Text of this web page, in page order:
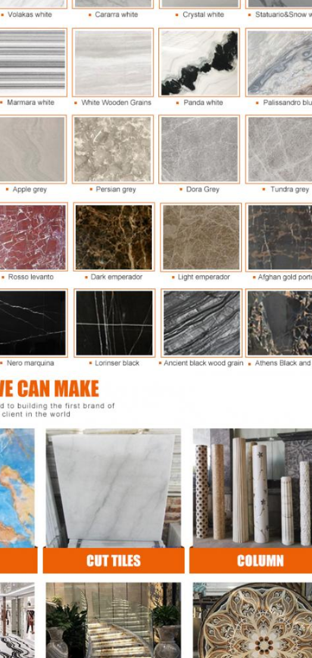
Оставьте сообщение
Мы скоро тебе перезвоним!
Отправить